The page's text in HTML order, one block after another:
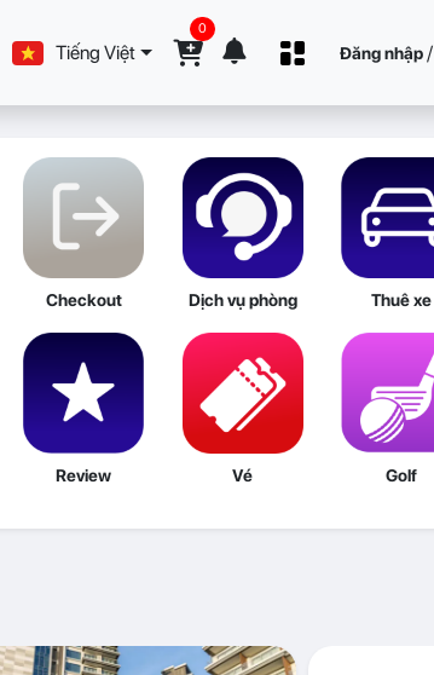
Tiếng Việt
0
Đăng nhập /
Checkout Dịch vụ phòng Thuê xe
Review Vé Golf